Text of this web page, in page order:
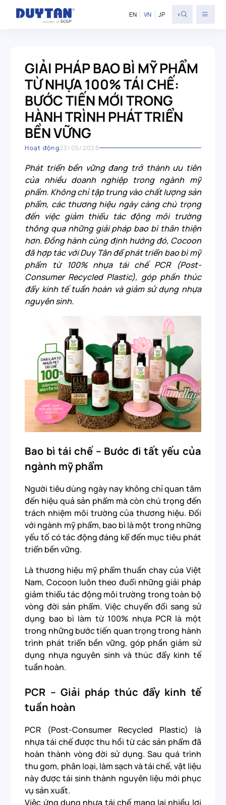
EN VN JP <
GIẢI PHÁP BAO BÌ MỸ PHẨM
TỪ NHỰA 100% TÁI CHẾ:
BƯỚC TIẾN MỚI TRONG
HÀNH TRÌNH PHÁT TRIỂN
BỀN VỮNG
Hoạt động23/06/2026
Phát triển bền vững đang trở thành ưu tiên
của nhiều doanh nghiệp trong ngành mỹ
phẩm. Không chỉ tập trung vào chất lượng sản
phẩm, các thương hiệu ngày càng chú trọng
đến việc giảm thiểu tác động môi trường
thông qua những giải pháp bao bì thân thiện
hơn. Đồng hành cùng định hướng đó, Cocoon
đã hợp tác với Duy Tân để phát triển bao bì mỹ
phẩm từ 100% nhựa tái chế PCR (Post-
Consumer Recycled Plastic), góp phần thúc
đẩy kinh tế tuần hoàn và giảm sử dụng nhựa
nguyên sinh.
Bao bì tái chế – Bước đi tất yếu của
ngành mỹ phẩm
Người tiêu dùng ngày nay không chỉ quan tâm
đến hiệu quả sản phẩm mà còn chú trọng đến
trách nhiệm môi trường của thương hiệu. Đối
với ngành mỹ phẩm, bao bì là một trong những
yếu tố có tác động đáng kể đến mục tiêu phát
triển bền vững.
Là thương hiệu mỹ phẩm thuần chay của Việt
Nam, Cocoon luôn theo đuổi những giải pháp
giảm thiểu tác động môi trường trong toàn bộ
vòng đời sản phẩm. Việc chuyển đổi sang sử
dụng bao bì làm từ 100% nhựa PCR là một
trong những bước tiến quan trọng trong hành
trình phát triển bền vững, góp phần giảm sử
dụng nhựa nguyên sinh và thúc đẩy kinh tế
tuần hoàn.
PCR – Giải pháp thúc đẩy kinh tế
tuần hoàn
PCR (Post-Consumer Recycled Plastic) là
nhựa tái chế được thu hồi từ các sản phẩm đã
hoàn thành vòng đời sử dụng. Sau quá trình
thu gom, phân loại, làm sạch và tái chế, vật liệu
này được tái sinh thành nguyên liệu mới phục
vụ sản xuất.
Việc ứng dụng nhựa tái chế mang lại nhiều lợi